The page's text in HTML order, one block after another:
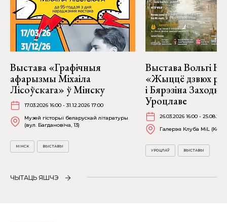
Выстава «Графічныя
афарызмы Міхаіла
Лісоўскага» ў Мінску
17.03.2026 16:00 - 31.12.2026 17:00
Музей гісторыі беларускай літаратуры
(вул. Багдановіча, 13)
МІНСК ВЫСТАВЫ
Выстава Вольгі
«Жыццё дзвюх
і Бярэзіна
Уроцлаве
26.03.2026 16:00 -
Галерэя Клуба MiL
УРОЦЛАЎ ВЫСТАВЫ
ЧЫТАЦЬ ЯШЧЭ